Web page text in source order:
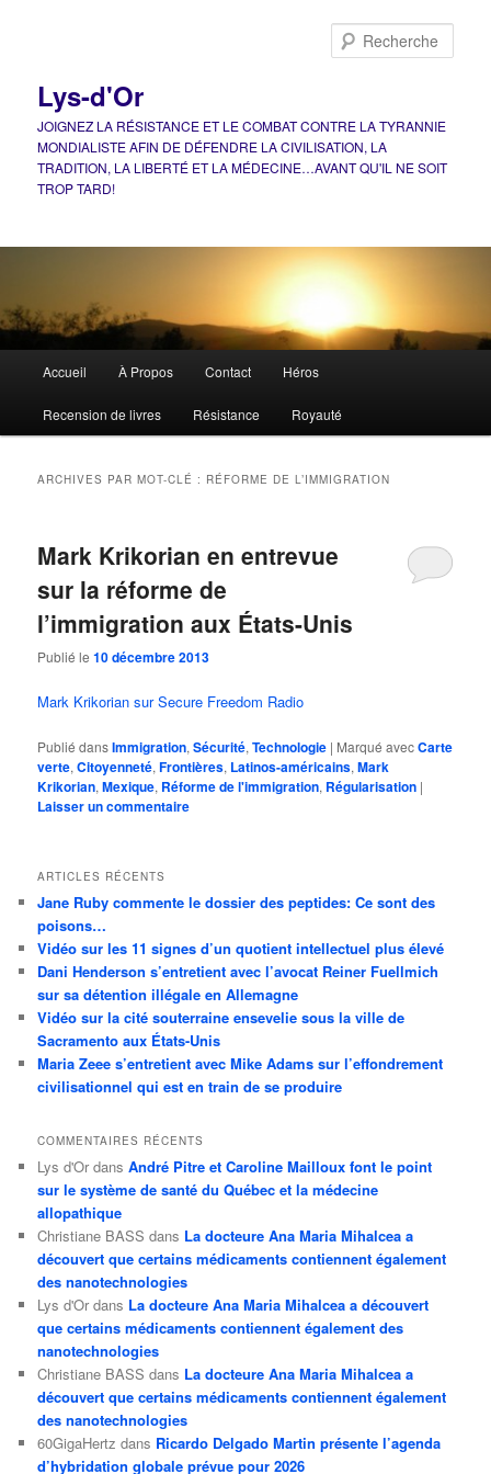
Lys-d'Or
JOIGNEZ LA RÉSISTANCE ET LE COMBAT CONTRE LA TYRANNIE
MONDIALISTE AFIN DE DÉFENDRE LA CIVILISATION, LA
TRADITION, LA LIBERTÉ ET LA MÉDECINE…AVANT QU'IL NE SOIT
TROP TARD!
principal
Accueil À Propos Contact Héros
Recension de livres Résistance Royauté
ARCHIVES PAR MOT-CLÉ : RÉFORME DE L’IMMIGRATION
Mark Krikorian en entrevue
sur la réforme de
l’immigration aux États-Unis
Publié le10 décembre 2013
Mark Krikorian sur Secure Freedom Radio
Publié dansImmigration,Sécurité,Technologie | Marqué avecCarte
verte,Citoyenneté,Frontières, Latinos-américains,Mark
Krikorian,Mexique, Réforme de l'immigration, Régularisation |
Laisser un commentaire
ARTICLES RÉCENTS
Jane Ruby commente le dossier des peptides: Ce sont des
poisons…
Vidéo sur les 11 signes d’un quotient intellectuel plus élevé
Dani Henderson s’entretient avec l’avocat Reiner Fuellmich
sur sa détention illégale en Allemagne
Vidéo sur la cité souterraine ensevelie sous la ville de
Sacramento aux États-Unis
Maria Zeee s’entretient avec Mike Adams sur l’effondrement
civilisationnel qui est en train de se produire
COMMENTAIRES RÉCENTS
Lys d'Or dansAndré Pitre et Caroline Mailloux font le point
sur le système de santé du Québec et la médecine
allopathique
Christiane BASS dans La docteure Ana Maria Mihalcea a
découvert que certains médicaments contiennent également
des nanotechnologies
Lys d'Or dans La docteure Ana Maria Mihalcea a découvert
que certains médicaments contiennent également des
nanotechnologies
Christiane BASS dans La docteure Ana Maria Mihalcea a
découvert que certains médicaments contiennent également
des nanotechnologies
60GigaHertz dans Ricardo Delgado Martin présente l’agenda
d’hybridation globale prévue pour 2026